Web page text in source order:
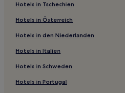
Hotels mit Pool nahe Strand
Hotels mit Thermalbad nahe
Hotels mit Thermalbad nahe
Familien in Maihama
Haustierfreundliche nahe Strand
Hotels mit inbegriffenem
Hotels in Tschechien
Hotels in Österreich
Hotels in den Niederlanden
Hotels in Italien
Hotels in Schweden
Hotels in Portugal